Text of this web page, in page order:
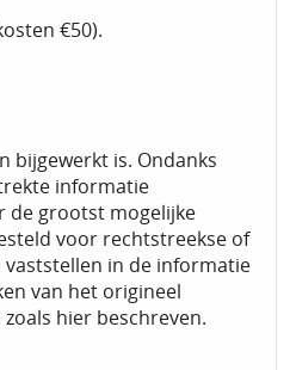
€50).
bijgewerkt is. Ondanks
informatie
de grootst mogelijke
voor rechtstreekse of
in de informatie
van het origineel
hier beschreven.